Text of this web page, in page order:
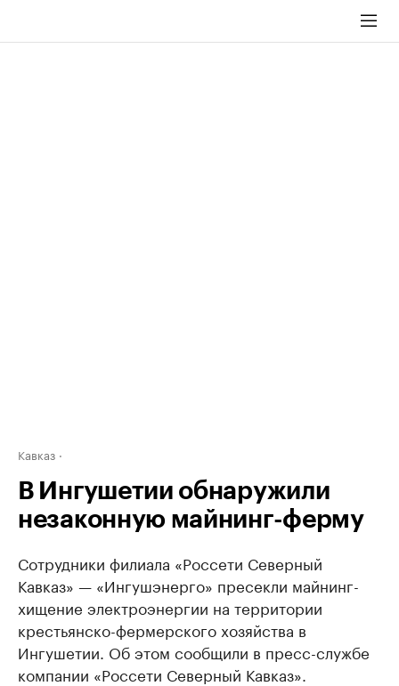
Кавказ
В Ингушетии обнаружили
незаконную майнинг-ферму
Сотрудники филиала «Россети Северный
Кавказ» — «Ингушэнерго» пресекли майнинг-
хищение электроэнергии на территории
крестьянско-фермерского хозяйства в
Ингушетии. Об этом сообщили в пресс-службе
компании «Россети Северный Кавказ».